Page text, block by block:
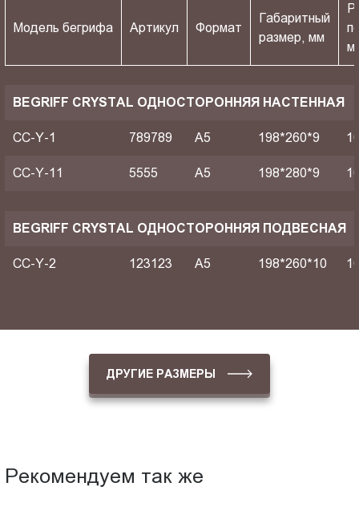
Модель бегрифа Артикул Формат
Габаритный
размер, мм
BEGRIFF CRYSTAL ОДНОСТОРОННЯЯ НАСТЕННАЯ
CC-Y-1 789789 A5 198*260*9
CC-Y-11 5555 A5 198*280*9
BEGRIFF CRYSTAL ОДНОСТОРОННЯЯ ПОДВЕСНАЯ
CC-Y-2 123123 A5 198*260*10
ДРУГИЕ РАЗМЕРЫ
Рекомендуем так же